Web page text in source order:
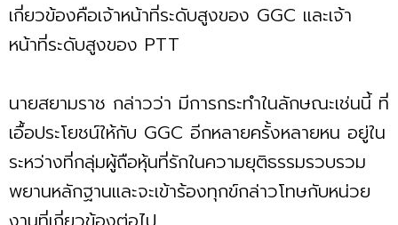
เกี่ยวข้องคือเจ้าหน้าที่ระดับสูงของ GGC และเจ้า
หน้าที่ระดับสูงของ PTT
นายสยามราช กล่าวว่า มีการกระทำในลักษณะเช่นนี้ ที่
เอื้อประโยชน์ให้กับ GGC อีกหลายครั้งหลายหน อยู่ใน
ระหว่างที่กลุ่มผู้ถือหุ้นที่รักในความยุติธรรมรวบรวม
พยานหลักฐานและจะเข้าร้องทุกข์กล่าวโทษกับหน่วย